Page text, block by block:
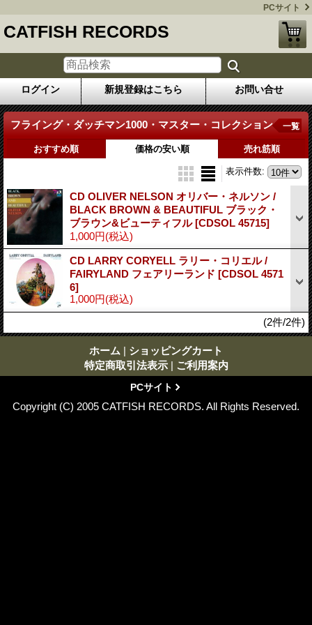
PCサイト
CATFISH RECORDS
ログイン 新規登録はこちら お問い合せ
フライング・ダッチマン1000・マスター・コレクション 一覧
おすすめ順 価格の安い順 売れ筋順
表示件数:
CD OLIVER NELSON オリバー・ネルソン /
BLACK BROWN & BEAUTIFUL ブラック・
ブラウン&ビューティフル[CDSOL 45715]
1,000円(税込)
CD LARRY CORYELL ラリー・コリエル /
FAIRYLAND フェアリーランド [CDSOL 4571
6]
1,000円(税込)
(2件/2件)
ホーム | ショッピングカート
特定商取引法表示 | ご利用案内
PCサイト
Copyright (C) 2005 CATFISH RECORDS. All Rights Reserved.